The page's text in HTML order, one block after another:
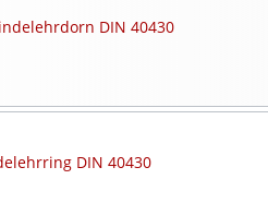
DIN 40430
DIN 40430